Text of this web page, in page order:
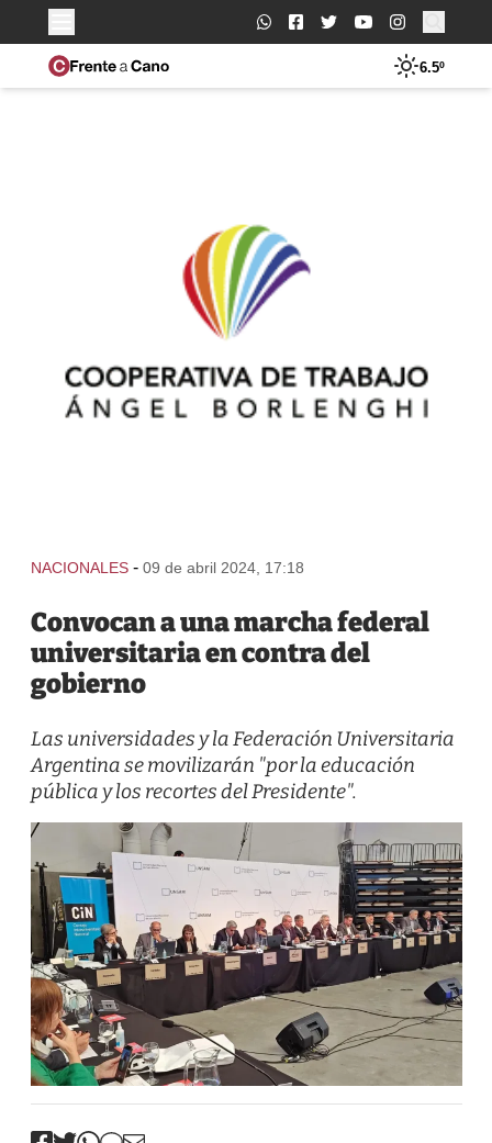
Buscar:
6.5º
NACIONALES - 09 de abril 2024, 17:18
Convocan a una marcha federal
universitaria en contra del
gobierno
Las universidades y la Federación Universitaria
Argentina se movilizarán "por la educación
pública y los recortes del Presidente".